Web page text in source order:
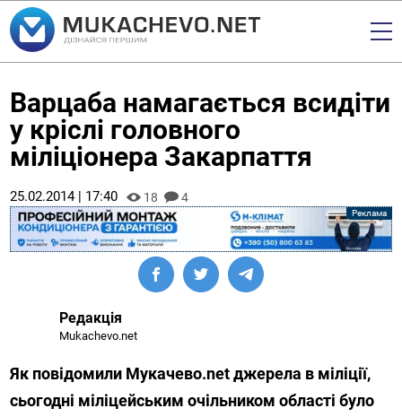
Варцаба намагається всидіти
у кріслі головного
міліціонера Закарпаття
25.02.2014 | 17:40 18 4
Редакція
Mukachevo.net
Як повідомили Мукачево.net джерела в міліції,
сьогодні міліцейським очільником області було